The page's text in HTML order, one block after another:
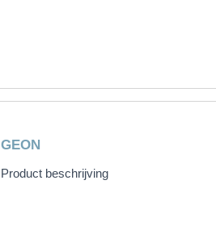
GEON
Product beschrijving